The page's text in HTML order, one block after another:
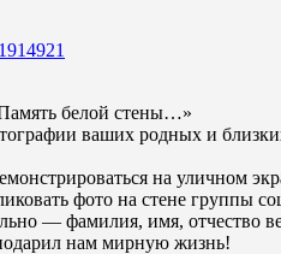
белой стены…»
ваших родных и
на уличном
фото на стене группы
— фамилия, имя, отчество
нам мирную жизнь!